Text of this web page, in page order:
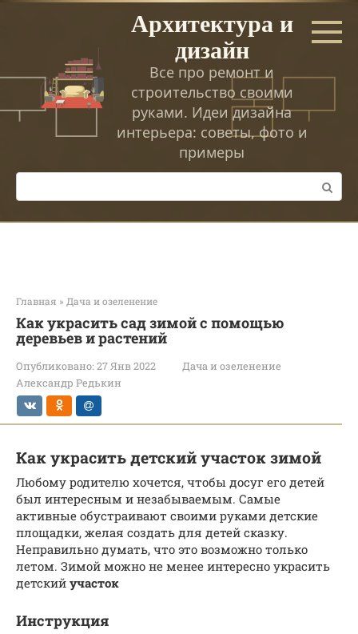
Перейти
Архитектура и
дизайн
Все про ремонт и
строительство своими
руками. Идеи дизайна
интерьера: советы, фото и
примеры
Поиск:
Главная » Дача и озеленение
Как украсить сад зимой с помощью
деревьев и растений
Опубликовано: 27 Янв 2022
Дача и озеленение
Александр Редькин
Как украсить детский участок зимой
Любому родителю хочется, чтобы досуг его детей
был интересным и незабываемым. Самые
активные обустраивают своими руками детские
площадки, желая создать для детей сказку.
Неправильно думать, что это возможно только
летом. Зимой можно не менее интересно украсить
детский участок
Инструкция